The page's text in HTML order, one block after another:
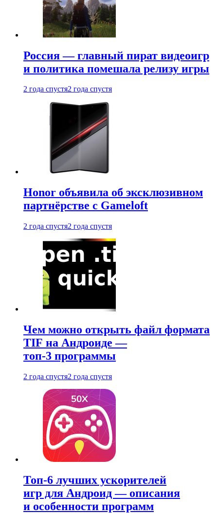
Россия — главный пират видеоигр
и политика помешала релизу игры
2 года спустя2 года спустя
Honor объявила об эксклюзивном
партнёрстве с Gameloft
2 года спустя2 года спустя
Чем можно открыть файл формата
TIF на Андроиде —
топ-3 программы
2 года спустя2 года спустя
Топ-6 лучших ускорителей
игр для Андроид — описания
и особенности программ